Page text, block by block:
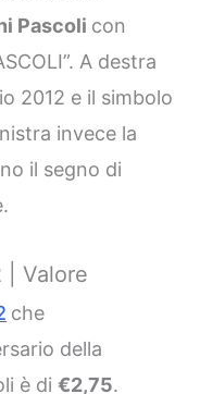
Pascoli con
A destra
2012 e il simbolo
invece la
il segno di
| Valore
che
della
è di €2,75.